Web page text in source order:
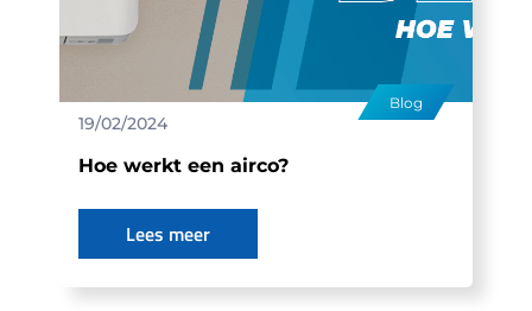
19/02/2024
Blog
Hoe werkt een airco?
Lees meer